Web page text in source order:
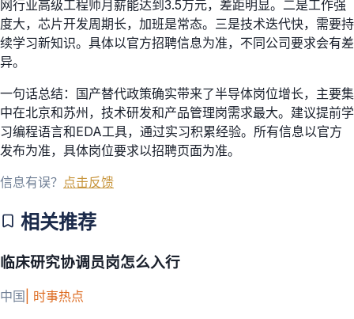
网行业高级工程师月薪能达到3.5万元，差距明显。二是工作强
度大，芯片开发周期长，加班是常态。三是技术迭代快，需要持
续学习新知识。具体以官方招聘信息为准，不同公司要求会有差
异。
一句话总结：国产替代政策确实带来了半导体岗位增长，主要集
中在北京和苏州，技术研发和产品管理岗需求最大。建议提前学
习编程语言和EDA工具，通过实习积累经验。所有信息以官方
发布为准，具体岗位要求以招聘页面为准。
信息有误？ 点击反馈
相关推荐
临床研究协调员岗怎么入行
中国
时事热点